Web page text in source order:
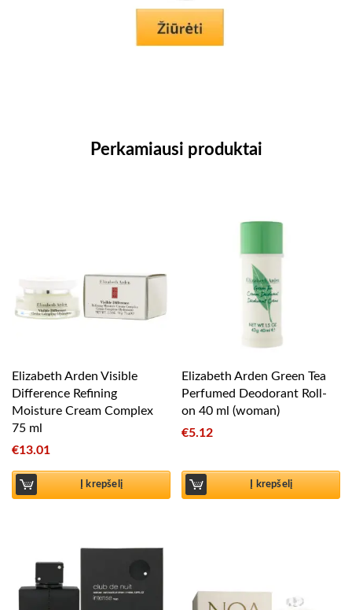
Perkamiausi produktai
Elizabeth Arden Visible
Difference Refining
Moisture Cream Complex
75 ml
€13.01
Į krepšelį
Elizabeth Arden Green Tea
Perfumed Deodorant Roll-
on 40 ml (woman)
€5.12
Į krepšelį